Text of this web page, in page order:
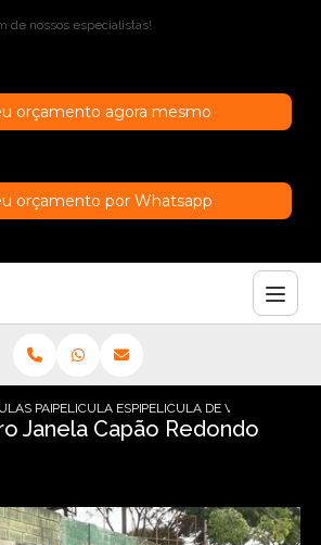
de nossos especialistas!
orçamento agora mesmo
orçamento por Whatsapp
PARA JANELAS
PELICULA ESPELHADA JANELA
PELICULA DE VIDRO JANELA
Janela Capão Redondo